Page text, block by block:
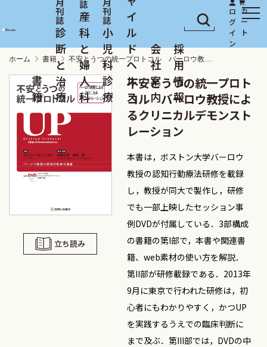
書
籍
診
断
と
治
療
産
科
と
婦
人
科
小
児
科
診
療
イ
ル
ド
ヘ
ル
ス
会
社
案
内
採
用
情
報
ホーム 書籍 不安とうつの統一プロトコル バーロウ教授によるクリニカルデモンストレーション
不安とうつの統一プロト
コル バーロウ教授によ
るクリニカルデモンスト
レーション
本書は，ボストン大学バーロウ
教授の認知行動療法研修を載録
し，教授が同大で製作し，研修
でも一部上映したセッション事
例DVDが付属している．3部構成
の書籍の第I部で，本書や関連書
籍、web素材の使い方を解説．
第II部が研修載録である．2013年
9月に東京で行われた研修は，初
心者にもわかりやすく，かつUP
を実践するうえでの臨床判断に
まで及ぶ．第III部では，DVDの中
立ち読み